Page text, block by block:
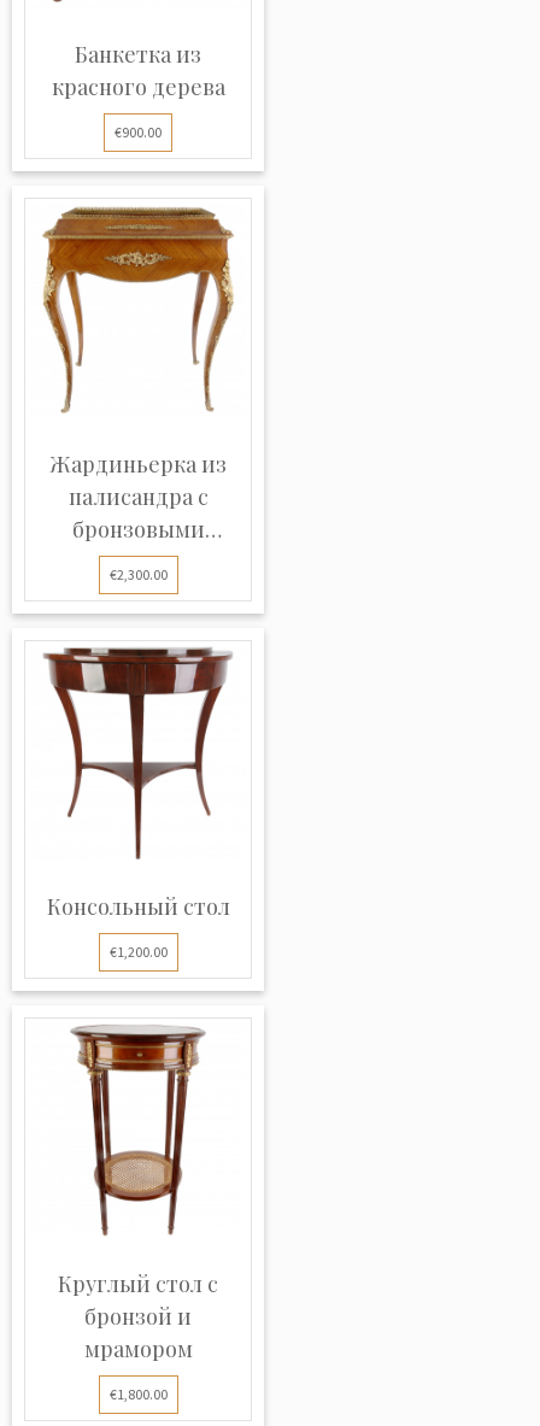
Банкетка из
красного дерева
€900.00
Жардиньерка из
палисандра с
бронзовыми
наклад...
€2,300.00
Консольный стол
€1,200.00
Круглый стол с
бронзой и
мрамором
€1,800.00